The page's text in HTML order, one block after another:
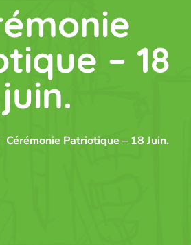
– 18
juin.
Cérémonie Patriotique – 18 Juin.